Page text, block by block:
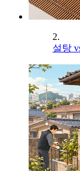
2.
설탕